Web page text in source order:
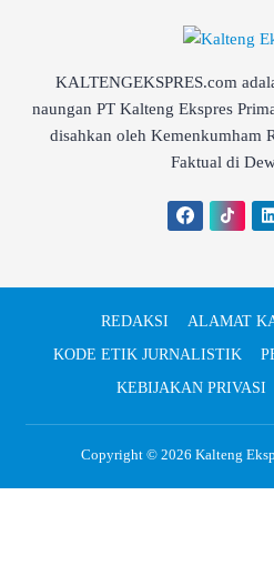
KALTENGEKSPRES.com
naungan PT Kalteng Ekspres
disahkan oleh Kemenkumham
Faktual di
REDAKSI
ALAMAT
KODE ETIK JURNALISTIK
KEBIJAKAN PRIVASI
Copyright © 2026 Kalteng